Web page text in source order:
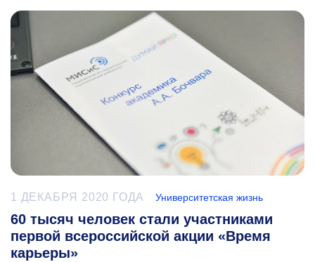
1 ДЕКАБРЯ 2020 ГОДА Университетская жизнь
60 тысяч человек стали участниками
первой всероссийской акции «Время
карьеры»